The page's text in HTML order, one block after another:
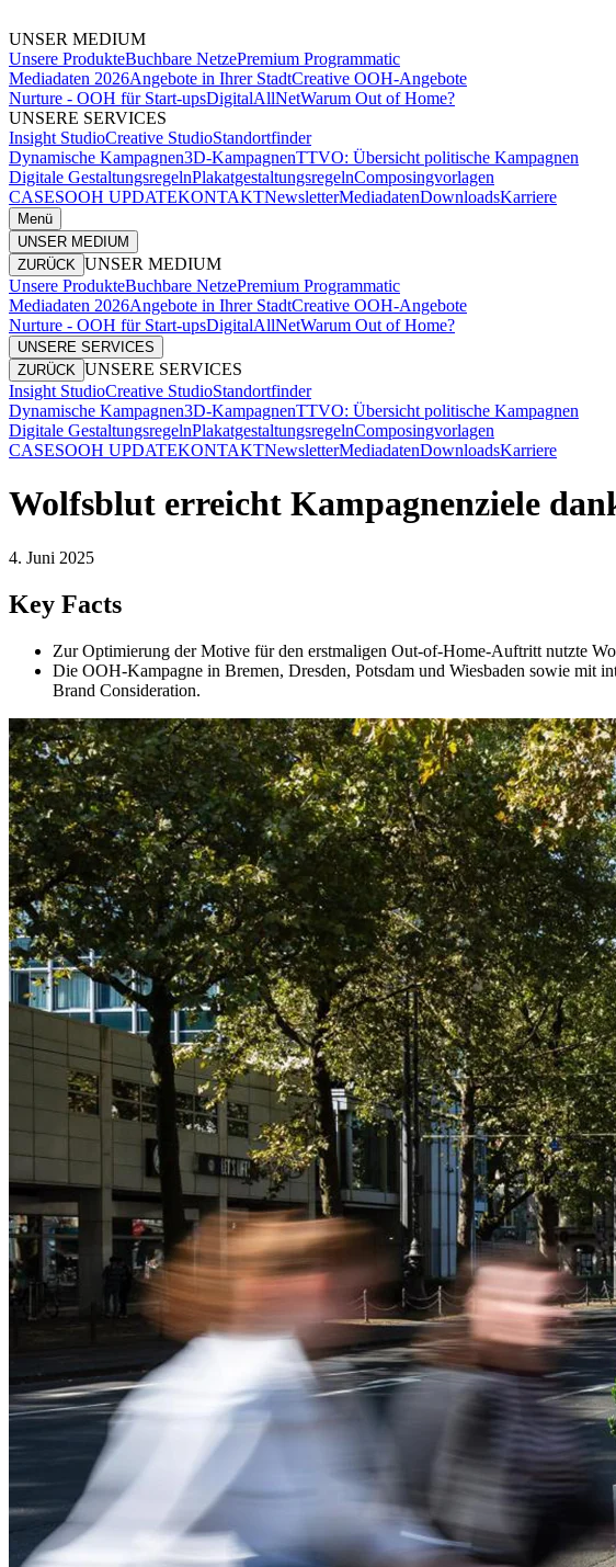
UNSER MEDIUM
Unsere ProdukteBuchbare NetzePremium Programmatic
Mediadaten 2026Angebote in Ihrer StadtCreative OOH-Angebote
Nurture - OOH für Start-upsDigitalAllNetWarum Out of Home?
UNSERE SERVICES
Insight StudioCreative StudioStandortfinder
Dynamische Kampagnen3D-KampagnenTTVO: Übersicht politische Kampagnen
Digitale GestaltungsregelnPlakatgestaltungsregelnComposingvorlagen
CASESOOH UPDATEKONTAKTNewsletterMediadatenDownloadsKarriere
Menü
UNSER MEDIUM
ZURÜCK UNSER MEDIUM
Unsere ProdukteBuchbare NetzePremium Programmatic
Mediadaten 2026Angebote in Ihrer StadtCreative OOH-Angebote
Nurture - OOH für Start-upsDigitalAllNetWarum Out of Home?
UNSERE SERVICES
ZURÜCK UNSERE SERVICES
Insight StudioCreative StudioStandortfinder
Dynamische Kampagnen3D-KampagnenTTVO: Übersicht politische Kampagnen
Digitale GestaltungsregelnPlakatgestaltungsregelnComposingvorlagen
CASESOOH UPDATEKONTAKTNewsletterMediadatenDownloadsKarriere
Wolfsblut erreicht Kampagnenziele
4. Juni 2025
Key Facts
Zur Optimierung der Motive für den erstmaligen Out-of-Home-Auftritt nutzte
Die OOH-Kampagne in Bremen, Dresden, Potsdam und Wiesbaden sowie mit
Brand Consideration.